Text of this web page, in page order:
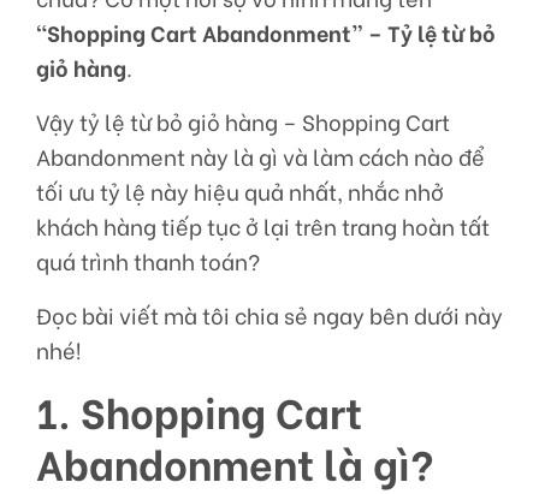
“Shopping Cart Abandonment” – Tỷ lệ từ bỏ
giỏ hàng.
Vậy tỷ lệ từ bỏ giỏ hàng – Shopping Cart
Abandonment này là gì và làm cách nào để
tối ưu tỷ lệ này hiệu quả nhất, nhắc nhở
khách hàng tiếp tục ở lại trên trang hoàn tất
quá trình thanh toán?
Đọc bài viết mà tôi chia sẻ ngay bên dưới này
nhé!
1. Shopping Cart
Abandonment là gì?